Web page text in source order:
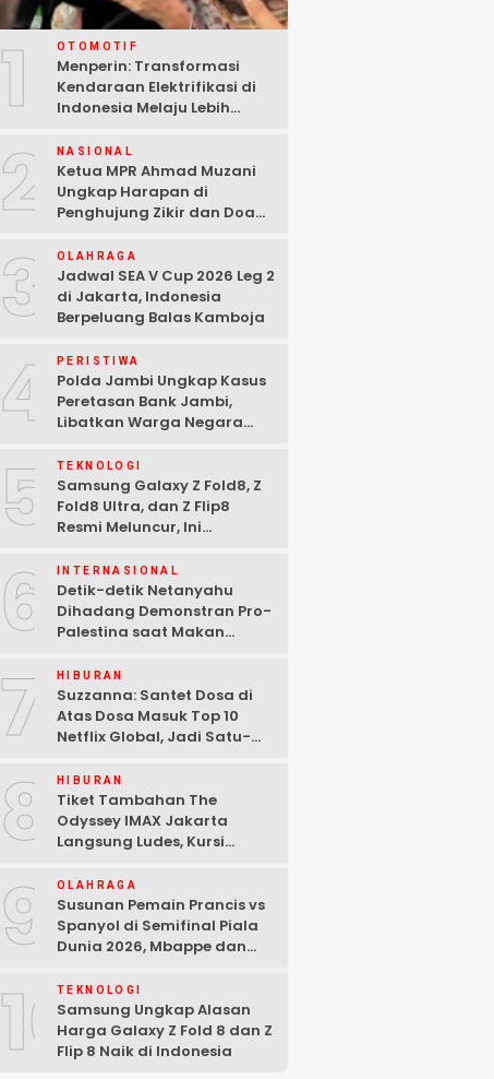
1 OTOMOTIF
Menperin: Transformasi
Kendaraan Elektrifikasi di
Indonesia Melaju Lebih
2 NASIONAL
Ketua MPR Ahmad Muzani
Ungkap Harapan di
Penghujung Zikir dan Doa
3 OLAHRAGA
Jadwal SEA V Cup 2026 Leg 2
di Jakarta, Indonesia
Berpeluang Balas Kamboja
4 PERISTIWA
Polda Jambi Ungkap Kasus
Peretasan Bank Jambi,
Libatkan Warga Negara
Tersangka Ditangkap
5 TEKNOLOGI
Samsung Galaxy Z Fold8, Z
Fold8 Ultra, dan Z Flip8
Resmi Meluncur, Ini
6 INTERNASIONAL
Detik-detik Netanyahu
Dihadang Demonstran Pro-
Palestina saat Makan
7 HIBURAN
Suzzanna: Santet Dosa di
Atas Dosa Masuk Top 10
Netflix Global, Jadi Satu-
8 HIBURAN
Tiket Tambahan The
Odyssey IMAX Jakarta
Langsung Ludes, Kursi
9 OLAHRAGA
Susunan Pemain Prancis vs
Spanyol di Semifinal Piala
Dunia 2026, Mbappe dan
10TEKNOLOGI
Samsung Ungkap Alasan
Harga Galaxy Z Fold 8 dan Z
Flip 8 Naik di Indonesia